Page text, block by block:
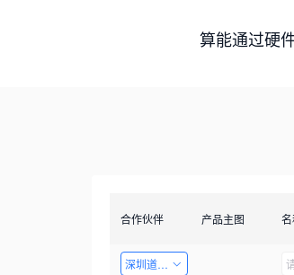
算能通过硬
合作伙伴 产品主图
深圳道者技术有限公司